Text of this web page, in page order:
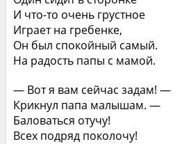
И что-то очень грустное
Играет на гребенке,
Он был спокойный самый.
На радость папы с мамой.
— Вот я вам сейчас задам! —
Крикнул папа малышам. —
Баловаться отучу!
Всех подряд поколочу!